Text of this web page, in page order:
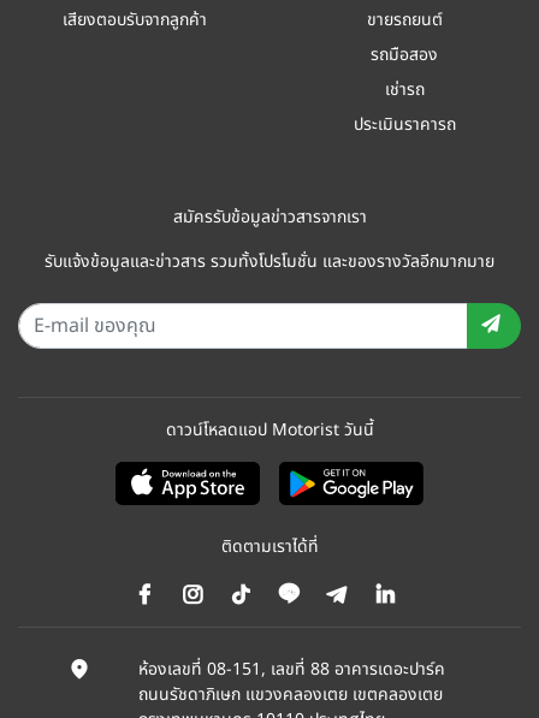
เสียงตอบรับจากลูกค้า
ขายรถยนต์
รถมือสอง
เช่ารถ
ประเมินราคารถ
สมัครรับข้อมูลข่าวสารจากเรา
รับแจ้งข้อมูลและข่าวสาร รวมทั้งโปรโมชั่น และของรางวัลอีกมากมาย
ดาวน์โหลดแอป Motorist วันนี้
ติดตามเราได้ที่
ห้องเลขที่ 08-151, เลขที่ 88 อาคารเดอะปาร์ค
ถนนรัชดาภิเษก แขวงคลองเตย เขตคลองเตย